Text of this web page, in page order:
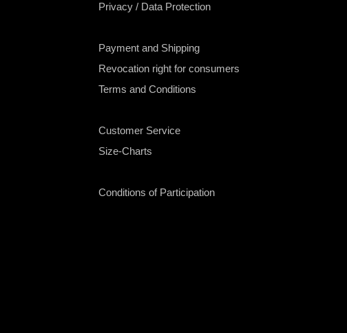
Privacy / Data Protection
Payment and Shipping
Revocation right for consumers
Terms and Conditions
Customer Service
Size-Charts
Conditions of Participation